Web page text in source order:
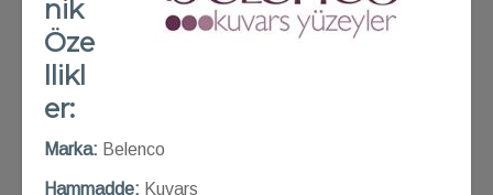
nik
Öze
llikl
er:
Marka: Belenco
Hammadde: Kuvars